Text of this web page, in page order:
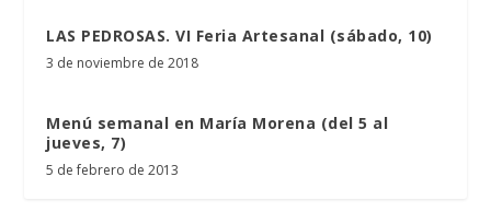
LAS PEDROSAS. VI Feria Artesanal (sábado, 10)
3 de noviembre de 2018
Menú semanal en María Morena (del 5 al
jueves, 7)
5 de febrero de 2013